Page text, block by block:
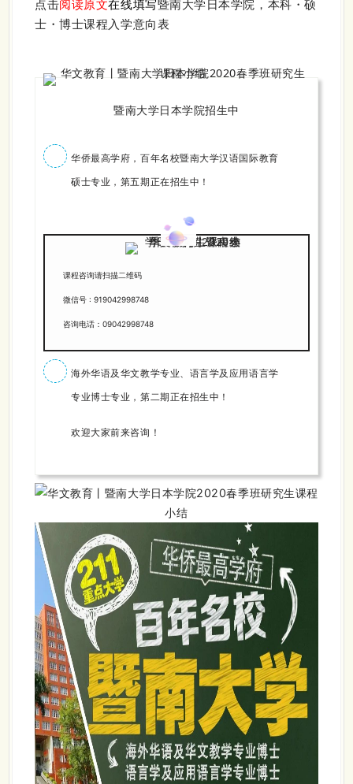
点击阅读原文在线填写暨南大学日本学院，本科・硕
士・博士课程入学意向表
暨南大学日本学院招生中
华侨最高学府，百年名校暨南大学汉语国际教育
硕士专业，第五期正在招生中！
课程咨询请扫描二维码
微信号 : 919042998748
咨询电话：09042998748
海外华语及华文教学专业、语言学及应用语言学
专业博士专业，第二期正在招生中！
欢迎大家前来咨询！